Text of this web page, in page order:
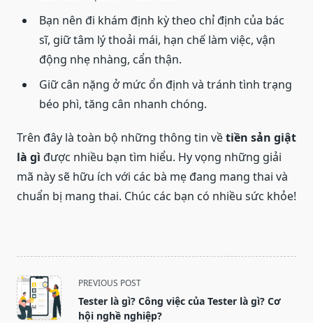
Bạn nên đi khám định kỳ theo chỉ định của bác
sĩ, giữ tâm lý thoải mái, hạn chế làm việc, vận
động nhẹ nhàng, cẩn thận.
Giữ cân nặng ở mức ổn định và tránh tình trạng
béo phì, tăng cân nhanh chóng.
Trên đây là toàn bộ những thông tin vềtiền sản giật
là gì được nhiều bạn tìm hiểu. Hy vọng những giải
mã này sẽ hữu ích với các bà mẹ đang mang thai và
chuẩn bị mang thai. Chúc các bạn có nhiều sức khỏe!
<span
class="nav-
subtitle
PREVIOUS POST
Tester là gì? Công việc của Tester là gì? Cơ
hội nghề nghiệp?